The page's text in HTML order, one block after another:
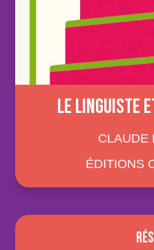
LE LINGUISTE
CLAUDE
ÉDITIONS